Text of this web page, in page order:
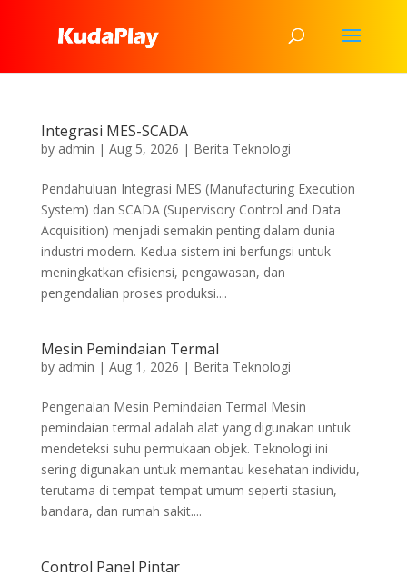
Integrasi MES-SCADA
by admin | Aug 5, 2026 | Berita Teknologi
Pendahuluan Integrasi MES (Manufacturing Execution
System) dan SCADA (Supervisory Control and Data
Acquisition) menjadi semakin penting dalam dunia
industri modern. Kedua sistem ini berfungsi untuk
meningkatkan efisiensi, pengawasan, dan
pengendalian proses produksi....
Mesin Pemindaian Termal
by admin | Aug 1, 2026 | Berita Teknologi
Pengenalan Mesin Pemindaian Termal Mesin
pemindaian termal adalah alat yang digunakan untuk
mendeteksi suhu permukaan objek. Teknologi ini
sering digunakan untuk memantau kesehatan individu,
terutama di tempat-tempat umum seperti stasiun,
bandara, dan rumah sakit....
Control Panel Pintar